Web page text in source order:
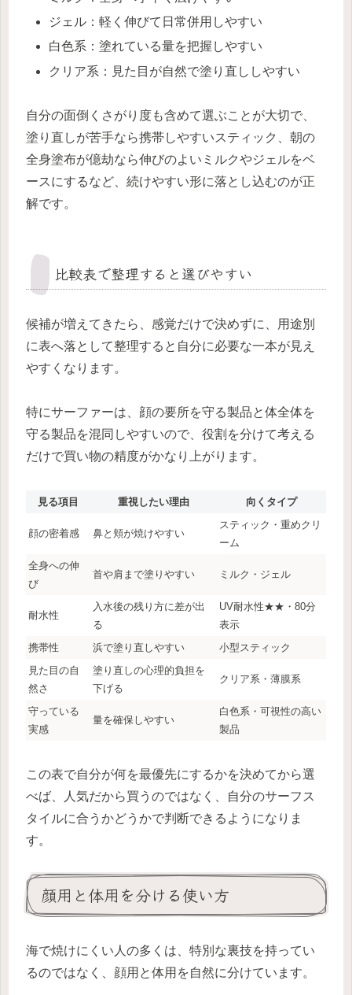
ジェル：軽く伸びて日常併用しやすい
白色系：塗れている量を把握しやすい
クリア系：見た目が自然で塗り直ししやすい
自分の面倒くさがり度も含めて選ぶことが大切で、
塗り直しが苦手なら携帯しやすいスティック、朝の
全身塗布が億劫なら伸びのよいミルクやジェルをベ
ースにするなど、続けやすい形に落とし込むのが正
解です。
比較表で整理すると選びやすい
候補が増えてきたら、感覚だけで決めずに、用途別
に表へ落として整理すると自分に必要な一本が見え
やすくなります。
特にサーファーは、顔の要所を守る製品と体全体を
守る製品を混同しやすいので、役割を分けて考える
だけで買い物の精度がかなり上がります。
見る項目 重視したい理由 向くタイプ
顔の密着感 鼻と頬が焼けやすい
スティック・重めクリ
ーム
全身への伸
び
首や肩まで塗りやすい ミルク・ジェル
耐水性
入水後の残り方に差が出
る
UV耐水性★★・80分
表示
携帯性
浜で塗り直しやすい
小型スティック
見た目の自
然さ
塗り直しの心理的負担を
下げる
クリア系・薄膜系
守っている
実感
量を確保しやすい
白色系・可視性の高い
製品
この表で自分が何を最優先にするかを決めてから選
べば、人気だから買うのではなく、自分のサーフス
タイルに合うかどうかで判断できるようになりま
す。
顔用と体用を分ける使い方
海で焼けにくい人の多くは、特別な裏技を持ってい
るのではなく、顔用と体用を自然に分けています。